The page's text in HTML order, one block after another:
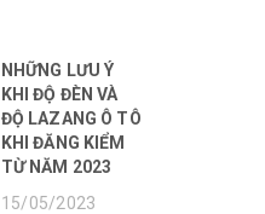
NHỮNG LƯU Ý
KHI ĐỘ ĐÈN VÀ
ĐỘ LAZANG Ô TÔ
KHI ĐĂNG KIỂM
TỪ NĂM 2023
15/05/2023